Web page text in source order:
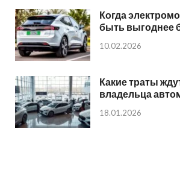
Когда
быть выгоднее
10.02.2026
Какие траты
владельца
18.01.2026